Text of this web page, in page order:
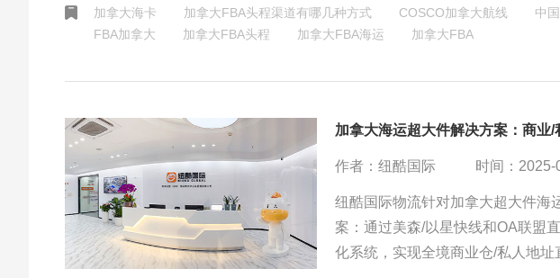
加拿大海卡
加拿大FBA头程渠道有哪几种方式 COSCO加拿大航线 中
FBA加拿大
加拿大FBA头程 加拿大FBA海运 加拿大FBA
加拿大海运超大件解决方案：商业
作者：纽酷国际 时间：2025-
纽酷国际物流针对加拿大超大件海
案：通过美森/以星快线和OA联盟
化系统，实现全境商业仓/私人地